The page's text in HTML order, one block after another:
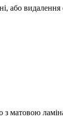
або
з матовою